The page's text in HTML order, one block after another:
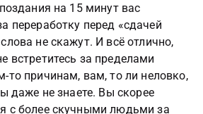
на 15 минут вас
переработку перед «сдачей
не скажут. И всё отлично,
встретитесь за пределами
то причинам, вам, то ли неловко,
даже не знаете. Вы скорее
с более скучными людьми за